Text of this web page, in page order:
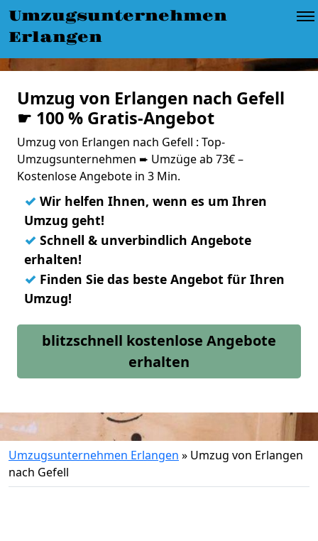
Umzugsunternehmen
Erlangen
Umzug von Erlangen nach Gefell
☛ 100 % Gratis-Angebot
Umzug von Erlangen nach Gefell : Top-
Umzugsunternehmen ➨ Umzüge ab 73€ –
Kostenlose Angebote in 3 Min.
✓ Wir helfen Ihnen, wenn es um Ihren
Umzug geht!
✓ Schnell & unverbindlich Angebote
erhalten!
✓ Finden Sie das beste Angebot für Ihren
Umzug!
blitzschnell kostenlose Angebote
erhalten
Umzugsunternehmen Erlangen » Umzug von Erlangen
nach Gefell